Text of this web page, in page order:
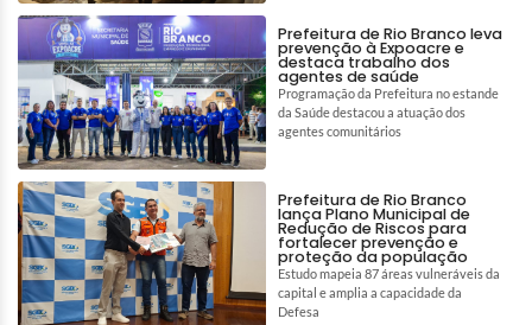
Prefeitura de Rio Branco leva
prevenção à Expoacre e
destaca trabalho dos
agentes de saúde
Programação da Prefeitura no estande
da Saúde destacou a atuação dos
agentes comunitários
Prefeitura de Rio Branco
lança Plano Municipal de
Redução de Riscos para
fortalecer prevenção e
proteção da população
Estudo mapeia 87 áreas vulneráveis da
capital e amplia a capacidade da
Defesa